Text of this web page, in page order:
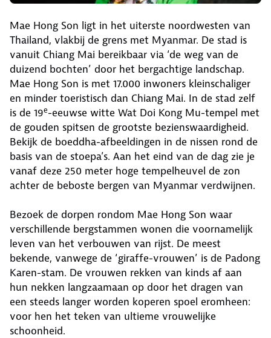
Mae Hong Son ligt in het uiterste noordwesten van
Thailand, vlakbij de grens met Myanmar. De stad is
vanuit Chiang Mai bereikbaar via ‘de weg van de
duizend bochten’ door het bergachtige landschap.
Mae Hong Son is met 17.000 inwoners kleinschaliger
en minder toeristisch dan Chiang Mai. In de stad zelf
is de 19e-eeuwse witte Wat Doi Kong Mu-tempel met
de gouden spitsen de grootste bezienswaardigheid.
Bekijk de boeddha-afbeeldingen in de nissen rond de
basis van de stoepa’s. Aan het eind van de dag zie je
vanaf deze 250 meter hoge tempelheuvel de zon
achter de beboste bergen van Myanmar verdwijnen.
Bezoek de dorpen rondom Mae Hong Son waar
verschillende bergstammen wonen die voornamelijk
leven van het verbouwen van rijst. De meest
bekende, vanwege de ‘giraffe-vrouwen’ is de Padong
Karen-stam. De vrouwen rekken van kinds af aan
hun nekken langzaamaan op door het dragen van
een steeds langer worden koperen spoel eromheen:
voor hen het teken van ultieme vrouwelijke
schoonheid.